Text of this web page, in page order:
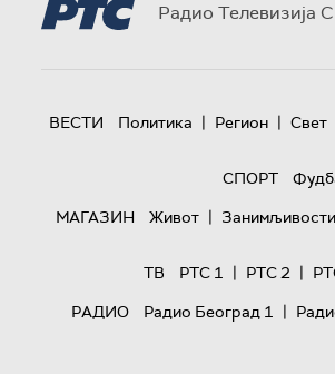
Радио Телевизија
ВЕСТИ Политика | Регион | Свет
СПОРТ
МАГАЗИН
Живот | Занимљивости
ТВ
РТС 1 | РТС 2 |
РАДИО
Радио Београд 1 |